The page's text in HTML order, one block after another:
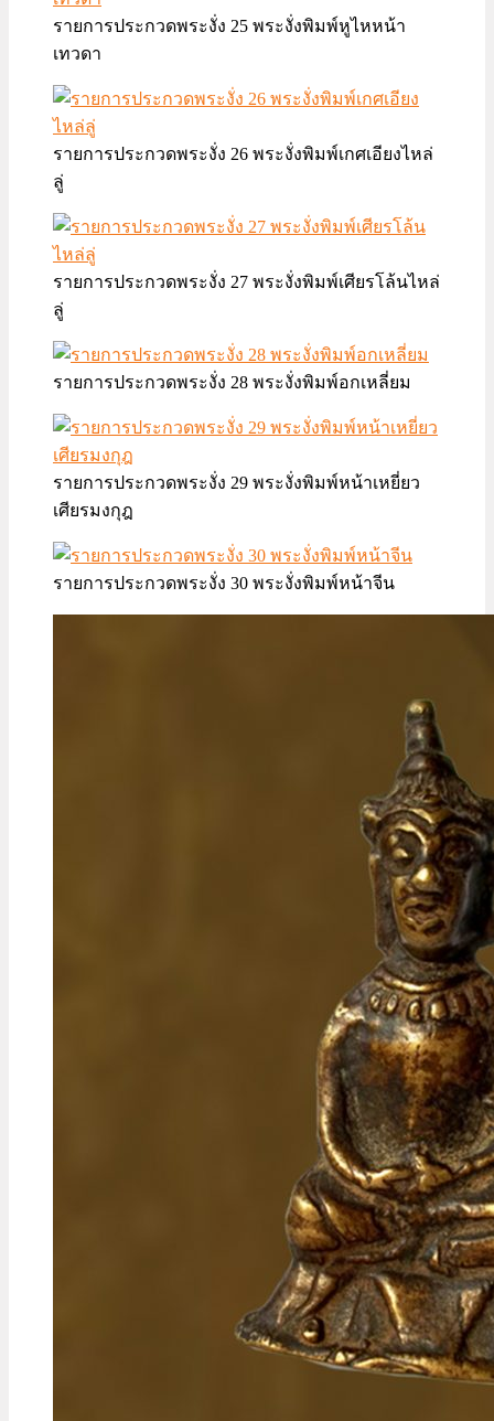
รายการประกวดพระงั่ง 25 พระงั่งพิมพ์หูไหหน้า
เทวดา
รายการประกวดพระงั่ง 26 พระงั่งพิมพ์เกศเอียงไหล่
ลู่
รายการประกวดพระงั่ง 27 พระงั่งพิมพ์เศียรโล้นไหล่
ลู่
รายการประกวดพระงั่ง 28 พระงั่งพิมพ์อกเหลี่ยม
รายการประกวดพระงั่ง 29 พระงั่งพิมพ์หน้าเหยี่ยว
เศียรมงกุฎ
รายการประกวดพระงั่ง 30 พระงั่งพิมพ์หน้าจีน